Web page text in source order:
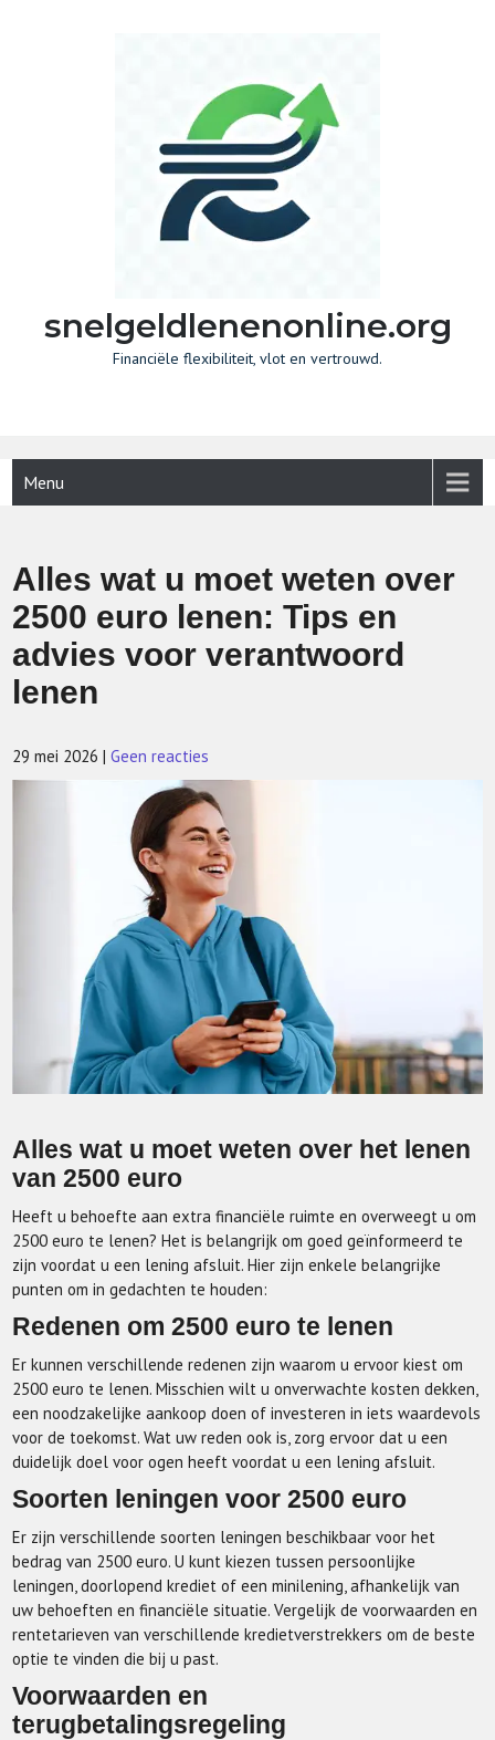
snelgeldlenenonline.org
Financiële flexibiliteit, vlot en vertrouwd.
Menu
Alles wat u moet weten over
2500 euro lenen: Tips en
advies voor verantwoord
lenen
29 mei 2026 |Geen reacties
Alles wat u moet weten over het lenen
van 2500 euro
Heeft u behoefte aan extra financiële ruimte en overweegt u om
2500 euro te lenen? Het is belangrijk om goed geïnformeerd te
zijn voordat u een lening afsluit. Hier zijn enkele belangrijke
punten om in gedachten te houden:
Redenen om 2500 euro te lenen
Er kunnen verschillende redenen zijn waarom u ervoor kiest om
2500 euro te lenen. Misschien wilt u onverwachte kosten dekken,
een noodzakelijke aankoop doen of investeren in iets waardevols
voor de toekomst. Wat uw reden ook is, zorg ervoor dat u een
duidelijk doel voor ogen heeft voordat u een lening afsluit.
Soorten leningen voor 2500 euro
Er zijn verschillende soorten leningen beschikbaar voor het
bedrag van 2500 euro. U kunt kiezen tussen persoonlijke
leningen, doorlopend krediet of een minilening, afhankelijk van
uw behoeften en financiële situatie. Vergelijk de voorwaarden en
rentetarieven van verschillende kredietverstrekkers om de beste
optie te vinden die bij u past.
Voorwaarden en
terugbetalingsregeling